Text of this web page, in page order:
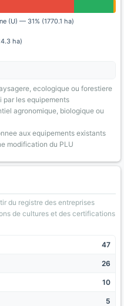
(U) — 31% (1770.1 ha)
ha)
ecologique ou forestiere
les equipements
agronomique, biologique ou
aux equipements existants
modification du PLU
du registre des entreprises
de cultures et des certifications
47
26
10
5